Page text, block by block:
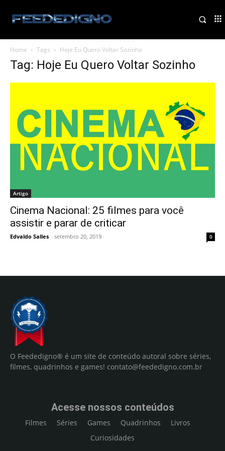
Home Tags Hoje Eu Quero Voltar Sozinho
Tag: Hoje Eu Quero Voltar Sozinho
Artigo
Cinema Nacional: 25 filmes para você
assistir e parar de criticar
Edvaldo Salles - setembro 20, 2019 0
O Feededigno® é um site de conteúdo autoral sobre séries,
filmes, quadrinhos e games! contato@feededigno.com.br
Acesse nossos conteúdos
Filmes Séries Games Quadrinhos
Livros
Curiosidades